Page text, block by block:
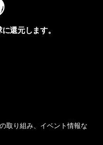
還元します。
取り組み、イベント情報な